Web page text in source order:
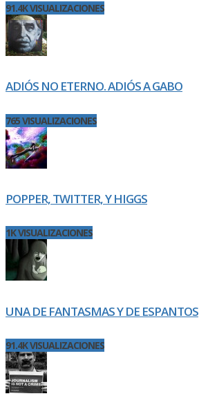
91.4K VISUALIZACIONES
ADIÓS NO ETERNO. ADIÓS A GABO
765 VISUALIZACIONES
POPPER, TWITTER, Y HIGGS
1K VISUALIZACIONES
UNA DE FANTASMAS Y DE ESPANTOS
91.4K VISUALIZACIONES